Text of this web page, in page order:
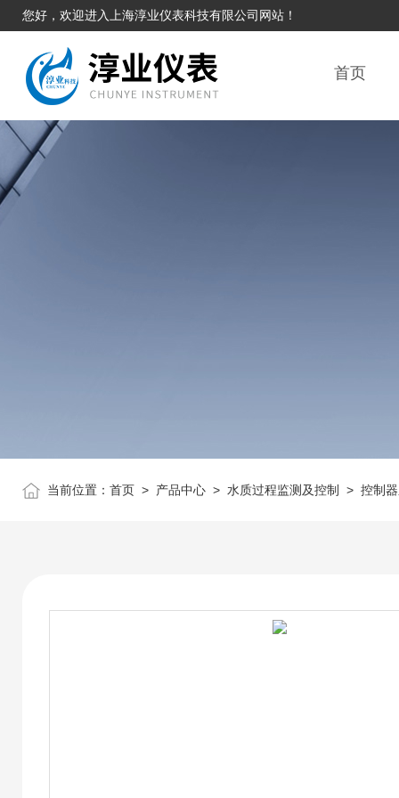
您好，欢迎进入上海淳业仪表科技有限公司网站！
首页
当前位置： 首页 > 产品中心 > 水质过程监测及控制 > 控制